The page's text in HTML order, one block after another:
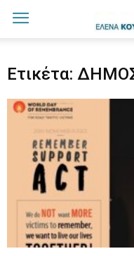
Ετικέτα: